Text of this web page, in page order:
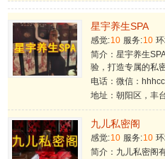
星宇养生SPA
感觉:10 服务:10
简介：星宇养生
验，打造专属的私
电话：微信：
地址：朝阳区，丰
九儿私密阁
感觉:10 服务:10
简介：九儿私密阁